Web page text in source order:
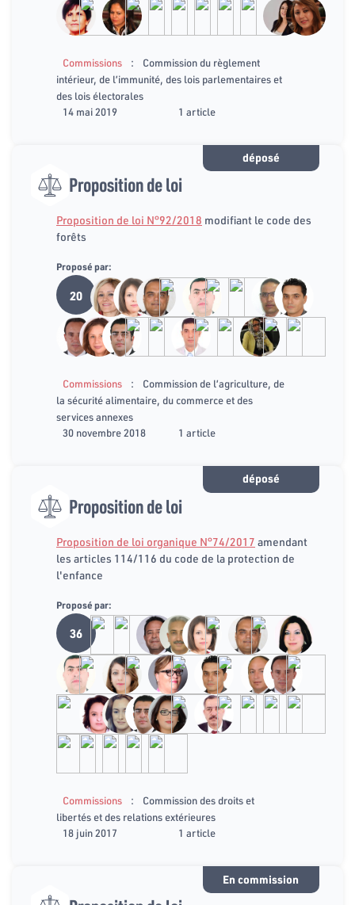
Commissions :
Commission du règlement
intérieur, de l’immunité, des lois parlementaires et
des lois électorales
14 mai 2019
1 article
déposé
Proposition de loi
Proposition de loi N°92/2018 modifiant le code des
forêts
Proposé par:
20
Commissions :
Commission de l’agriculture, de
la sécurité alimentaire, du commerce et des
services annexes
30 novembre 2018
1 article
déposé
Proposition de loi
Proposition de loi organique N°74/2017 amendant
les articles 114/116 du code de la protection de
l'enfance
Proposé par:
36
Commissions :
Commission des droits et
libertés et des relations extérieures
18 juin 2017
1 article
En commission